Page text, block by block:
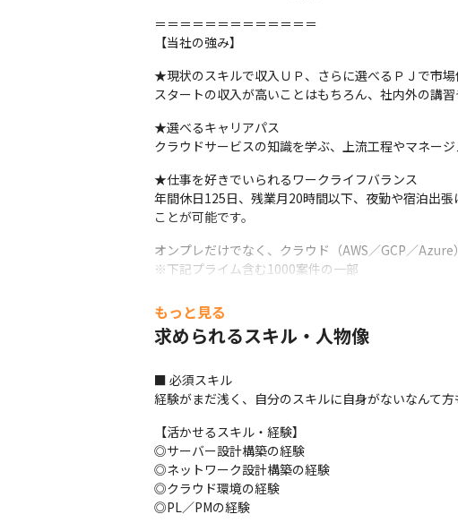
＝＝＝＝＝＝＝＝＝＝＝＝＝
【当社の強み】
★現状のスキルで収入ＵＰ、さらに選べるＰＪで市場
スタートの収入が高いことはもちろん、社内外の講
★選べるキャリアパス
クラウドサービスの知識を学ぶ、上流工程やマネー
★仕事を好きでいられるワークライフバランス
年間休日125日、残業月20時間以下、夜勤や宿泊出
ことが可能です。
オンプレだけでなく、クラウド（AWS／GCP／Azure
※下記プライム含む1000案件の一部
＝＝＝＝＝＝＝＝＝＝＝＝
【プロジェクト例】
■大手メディア企業向けNW設計～運用保守、顧客折衝
■メーカーサイト向けAWS構築・運用
クラウド：AWS
OS：Linux
■自治体向けWEBシステムのAWSサーバ構築
クラウド：AWS
OS：Linux
もっと見る
求められるスキル・人物像
■ 必須スキル
経験がまだ浅く、自分のスキルに自身がないなんて方
【活かせるスキル・経験】
◎サーバー設計構築の経験
◎ネットワーク設計構築の経験
◎クラウド環境の経験
◎PL／PMの経験